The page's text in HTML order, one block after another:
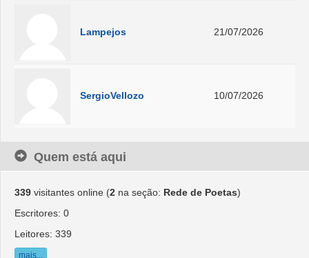
Lampejos 21/07/2026
SergioVellozo 10/07/2026
Quem está aqui
339 visitantes online (2 na seção: Rede de Poetas)
Escritores: 0
Leitores: 339
mais...